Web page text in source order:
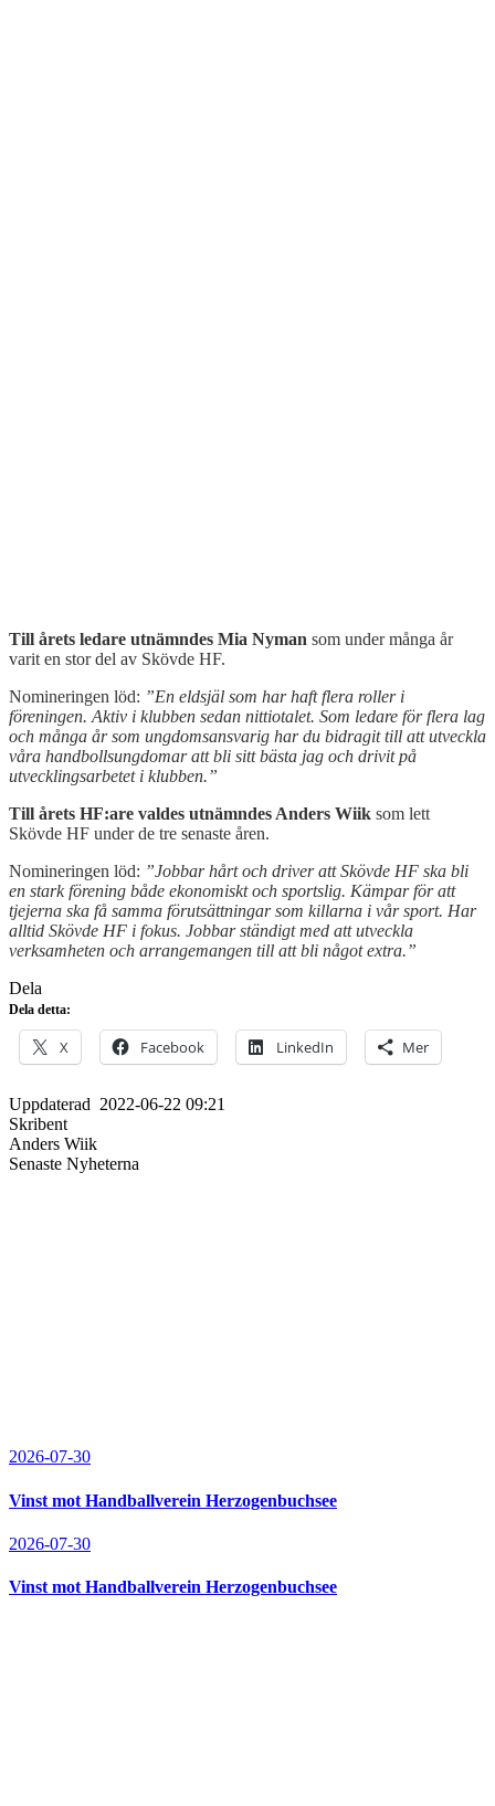
Till årets ledare utnämndes Mia Nyman som under många år
varit en stor del av Skövde HF.
Nomineringen löd: ”En eldsjäl som har haft flera roller i
föreningen. Aktiv i klubben sedan nittiotalet. Som ledare för flera lag
och många år som ungdomsansvarig har du bidragit till att utveckla
våra handbollsungdomar att bli sitt bästa jag och drivit på
utvecklingsarbetet i klubben.”
Till årets HF:are valdes utnämndes Anders Wiik som lett
Skövde HF under de tre senaste åren.
Nomineringen löd: ”Jobbar hårt och driver att Skövde HF ska bli
en stark förening både ekonomiskt och sportslig. Kämpar för att
tjejerna ska få samma förutsättningar som killarna i vår sport. Har
alltid Skövde HF i fokus. Jobbar ständigt med att utveckla
verksamheten och arrangemangen till att bli något extra.”
Dela
Dela detta:
X Facebook LinkedIn Mer
Uppdaterad 2022-06-22 09:21
Skribent
Anders Wiik
Senaste Nyheterna
2026-07-30
Vinst mot Handballverein Herzogenbuchsee
2026-07-30
Vinst mot Handballverein Herzogenbuchsee